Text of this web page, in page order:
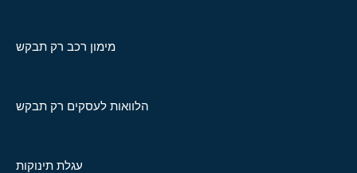
מימון רכב רק תבקש
הלוואות לעסקים רק תבקש
עגלת תינוקות